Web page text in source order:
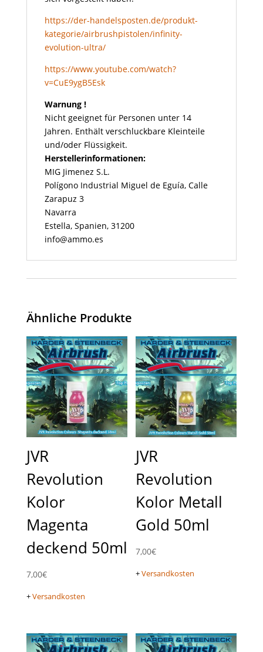
https://der-handelsposten.de/produkt-
kategorie/airbrushpistolen/infinity-
evolution-ultra/
https://www.youtube.com/watch?
v=CuE9ygB5Esk
Warnung !
Nicht geeignet für Personen unter 14
Jahren. Enthält verschluckbare Kleinteile
und/oder Flüssigkeit.
Herstellerinformationen:
MIG Jimenez S.L.
Polígono Industrial Miguel de Eguía, Calle
Zarapuz 3
Navarra
Estella, Spanien, 31200
info@ammo.es
Ähnliche Produkte
JVR
Revolution
Kolor
Magenta
deckend 50ml
7,00€
+Versandkosten
JVR
Revolution
Kolor Metall
Gold 50ml
7,00€
+Versandkosten